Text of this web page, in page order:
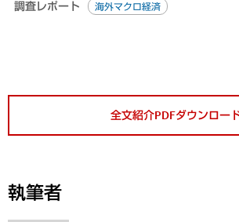
調査レポート 海外マクロ経済
全文紹介PDFダウンロー
執筆者